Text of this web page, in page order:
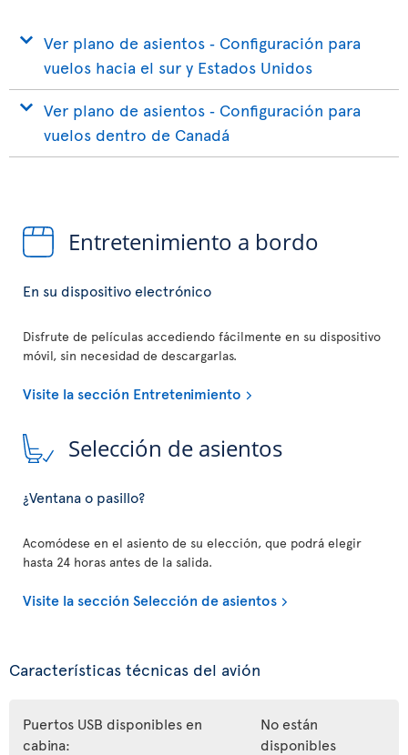
Ver plano de asientos ‐ Configuración para
vuelos hacia el sur y Estados Unidos
Ver plano de asientos ‐ Configuración para
vuelos dentro de Canadá
Entretenimiento a bordo
En su dispositivo electrónico
Disfrute de películas accediendo fácilmente en su dispositivo
móvil, sin necesidad de descargarlas.
Visite la sección Entretenimiento
Selección de asientos
¿Ventana o pasillo?
Acomódese en el asiento de su elección, que podrá elegir
hasta 24 horas antes de la salida.
Visite la sección Selección de asientos
Características técnicas del avión
Puertos USB disponibles en
cabina:
No están
disponibles